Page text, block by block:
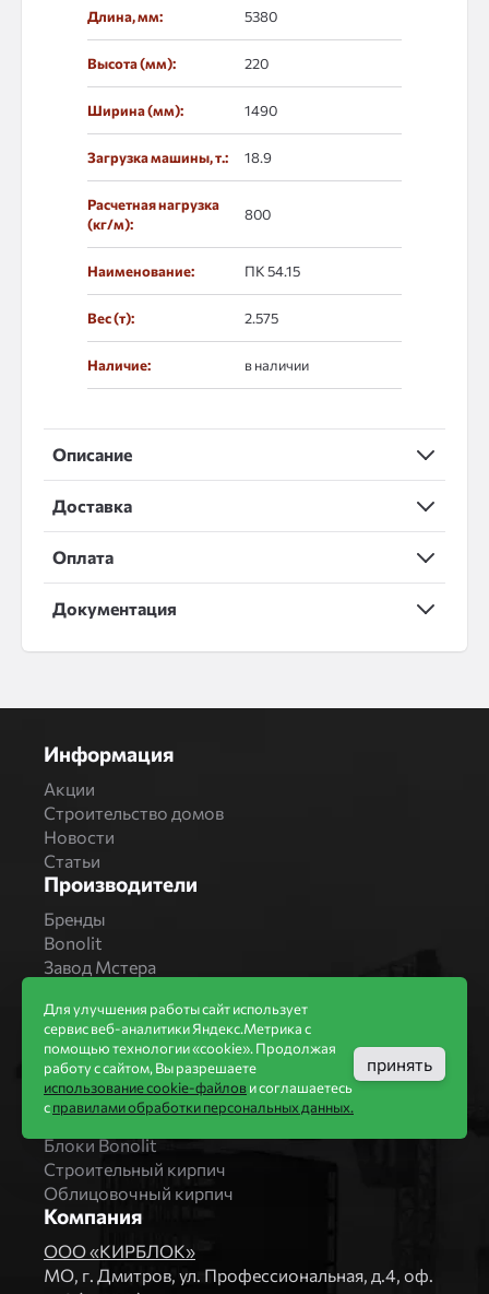
Длина, мм: 5380
Высота (мм): 220
Ширина (мм): 1490
Загрузка машины, т.: 18.9
Расчетная нагрузка
(кг/м):
800
Наименование: ПК 54.15
Вес (т): 2.575
Наличие: в наличии
Описание
Доставка
Оплата
Документация
Информация
Акции
Строительство домов
Новости
Статьи
Производители
Бренды
Bonolit
Завод Мстера
Магма Керамик
Комбинат СТРОМА
Вяземский кирпичный завод
Продукция
Каталог
Блоки Bonolit
Строительный кирпич
Облицовочный кирпич
Компания
ООО «КИРБЛОК»
МO, г. Дмитров, ул. Профессиональная, д.4, оф.
Для улучшения работы сайт использует
сервис веб-аналитики Яндекс.Метрика с
помощью технологии «cookie». Продолжая
работу с сайтом, Вы разрешаете
использование cookie-файлови соглашаетесь
справилами обработки персональных данных.
принять